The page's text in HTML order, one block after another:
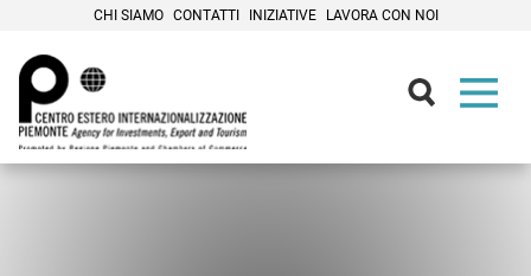
CHI SIAMO CONTATTI INIZIATIVE LAVORA CON NOI